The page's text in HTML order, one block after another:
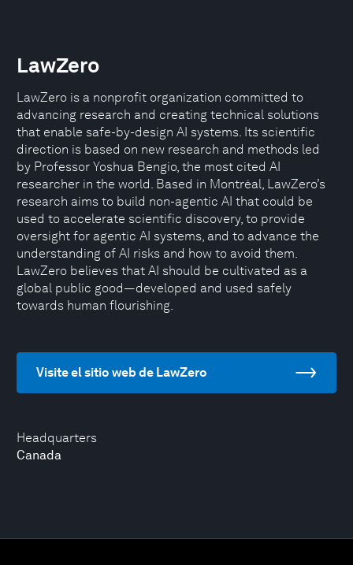
Headquarters
Canada
LawZero
LawZero is a nonprofit organization committed to
advancing research and creating technical solutions
that enable safe-by-design AI systems. Its scientific
direction is based on new research and methods led
by Professor Yoshua Bengio, the most cited AI
researcher in the world. Based in Montréal, LawZero’s
research aims to build non-agentic AI that could be
used to accelerate scientific discovery, to provide
oversight for agentic AI systems, and to advance the
understanding of AI risks and how to avoid them.
LawZero believes that AI should be cultivated as a
global public good—developed and used safely
towards human flourishing.
Visite el sitio web de LawZero